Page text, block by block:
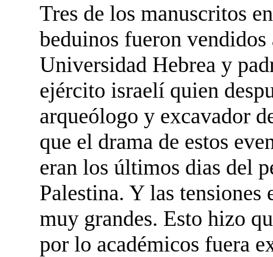
Tres de los manuscritos
beduinos fueron
Universidad Hebrea y
ejército israelí quien
arqueólogo y excavador
que el drama de estos
eran los últimos dias del
Palestina. Y las
muy grandes. Esto hizo
por lo académicos fuera